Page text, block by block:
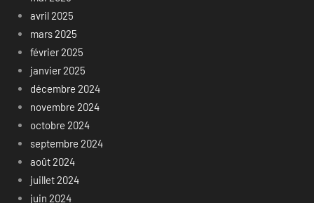
avril 2025
mars 2025
février 2025
janvier 2025
décembre 2024
novembre 2024
octobre 2024
septembre 2024
août 2024
juillet 2024
juin 2024